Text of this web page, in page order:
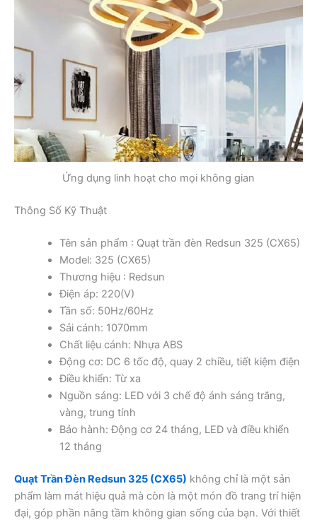
Ứng dụng linh hoạt cho mọi không gian
Thông Số Kỹ Thuật
Tên sản phẩm : Quạt trần đèn Redsun 325 (CX65)
Model: 325 (CX65)
Thương hiệu : Redsun
Điện áp: 220(V)
Tần số: 50Hz/60Hz
Sải cánh: 1070mm
Chất liệu cánh: Nhựa ABS
Động cơ: DC 6 tốc độ, quay 2 chiều, tiết kiệm điện
Điều khiển: Từ xa
Nguồn sáng: LED với 3 chế độ ánh sáng trắng,
vàng, trung tính
Bảo hành: Động cơ 24 tháng, LED và điều khiển
12 tháng
Quạt Trần Đèn Redsun 325 (CX65) không chỉ là một sản
phẩm làm mát hiệu quả mà còn là một món đồ trang trí hiện
đại, góp phần nâng tầm không gian sống của bạn. Với thiết